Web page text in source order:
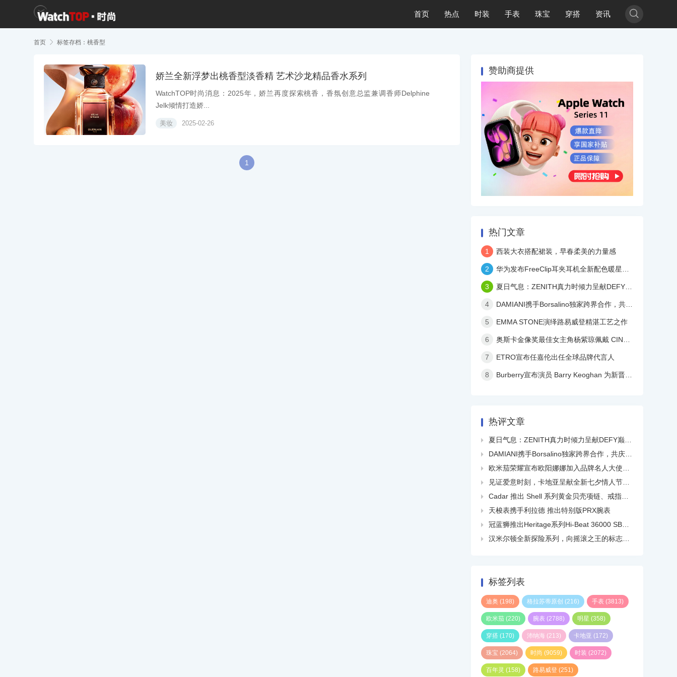
首页 热点 时装 手表 珠宝 穿搭 资讯 
首页  标签存档：桃香型
娇兰全新浮梦出桃香型淡香精 艺术沙龙精品香水系列
WatchTOP时尚消息：2025年，娇兰再度探索桃香，香氛创意总监兼调香师Delphine
Jelk倾情打造娇...
美妆 2025-02-26
1
赞助商提供
热门文章
1 西装大衣搭配裙装，早春柔美的力量感
2 华为发布FreeClip耳夹耳机全新配色暖星云，再度引领时尚潮流！
3 夏日气息：ZENITH真力时倾力呈献DEFY巅峰系列镂空天际腕表白色陶瓷款
4 DAMIANI携手Borsalino独家跨界合作，共庆品牌百年华诞
5 EMMA STONE演绎路易威登精湛工艺之作
6 奥斯卡金像奖最佳女主角杨紫琼佩戴 CINDY CHAO 艺术珠宝亮相颁奖典礼
7 ETRO宣布任嘉伦出任全球品牌代言人
8 Burberry宣布演员 Barry Keoghan 为新晋品牌大使
热评文章

夏日气息：ZENITH真力时倾力呈献DEFY巅峰系列镂空天际腕表白色陶瓷款

DAMIANI携手Borsalino独家跨界合作，共庆品牌百年华诞

欧米茄荣耀宣布欧阳娜娜加入品牌名人大使大家庭

见证爱意时刻，卡地亚呈献全新七夕情人节短片

Cadar 推出 Shell 系列黄金贝壳项链、戒指、耳环等

天梭表携手利拉德 推出特别版PRX腕表

冠蓝狮推出Heritage系列Hi-Beat 36000 SBGH345线上精品店独家白钢腕表

汉米尔顿全新探险系列，向摇滚之王的标志性热门单曲致敬
标签列表
迪奥 (198) 格拉苏蒂原创 (216) 手表 (3813)
欧米茄 (220) 腕表 (2788) 明星 (358)
穿搭 (170) 沛纳海 (213) 卡地亚 (172)
珠宝 (2064) 时尚 (9059) 时装 (2072)
百年灵 (158) 路易威登 (251)